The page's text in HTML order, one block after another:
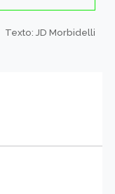
Texto: JD Morbidelli